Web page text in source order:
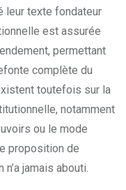
leur texte fondateur
est assurée
permettant
complète du
toutefois sur la
notamment
ou le mode
proposition de
jamais abouti.